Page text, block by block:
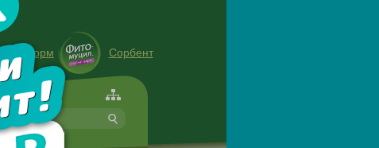
Сорбент
форте